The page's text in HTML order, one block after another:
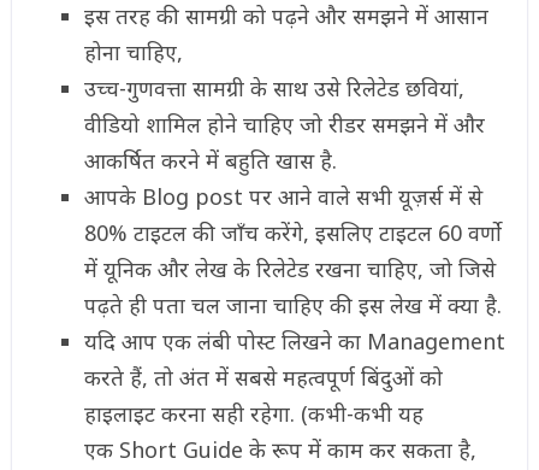
इस तरह की सामग्री को पढ़ने और समझने में आसान
होना चाहिए,
उच्च-गुणवत्ता सामग्री के साथ उसे रिलेटेड छवियां,
वीडियो शामिल होने चाहिए जो रीडर समझने में और
आकर्षित करने में बहुति खास है.
आपके Blog post पर आने वाले सभी यूज़र्स में से
80% टाइटल की जाँच करेंगे, इसलिए टाइटल 60 वर्णो
में यूनिक और लेख के रिलेटेड रखना चाहिए, जो जिसे
पढ़ते ही पता चल जाना चाहिए की इस लेख में क्या है.
यदि आप एक लंबी पोस्ट लिखने का Management
करते हैं, तो अंत में सबसे महत्वपूर्ण बिंदुओं को
हाइलाइट करना सही रहेगा. (कभी-कभी यह
एक Short Guide के रूप में काम कर सकता है,